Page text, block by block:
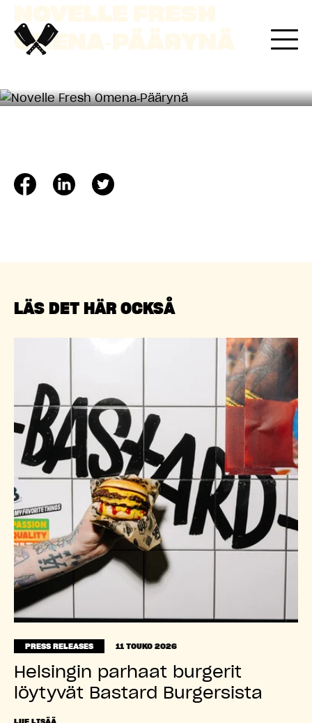
OMENA‐PÄÄRYNÄ
LÄS DET HÄR OCKSÅ
PRESS RELEASES 11 TOUKO 2026
Helsingin parhaat burgerit
löytyvät Bastard Burgersista